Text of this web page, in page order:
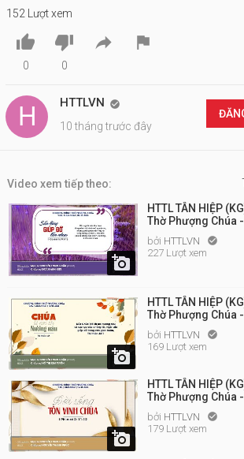
152 Lượt xem

0

0
 
HTTLVN 
10 tháng trước đây
Video xem tiếp theo:

HTTL TÂN HIỆP
Thờ Phượng Chúa
bởi HTTLVN 
227 Lượt xem

HTTL TÂN HIỆP
Thờ Phượng Chúa
bởi HTTLVN 
169 Lượt xem

HTTL TÂN HIỆP
Thờ Phượng Chúa
bởi HTTLVN 
179 Lượt xem